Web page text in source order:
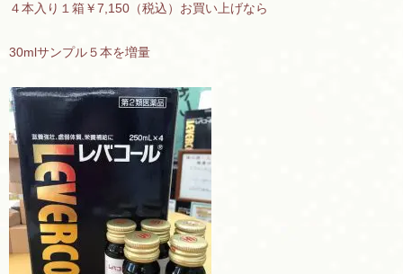
４本入り１箱￥7,150（税込）お買い上げなら
30mlサンプル５本を増量